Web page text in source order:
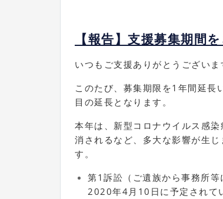
【報告】支援募集期間
いつもご支援ありがとうございま
このたび、募集期限を1年間延
目の延長となります。
本年は、新型コロナウイルス感
消されるなど、多大な影響が生
す。
第1訴訟（ご遺族から事務所等
2020年4月10日に予定されて